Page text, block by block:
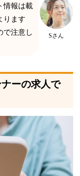
情報は載
ります
で注意し
Sさん
ーの求人で